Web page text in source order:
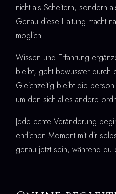
nicht als Scheitern, sondern
Genau diese Haltung macht
möglich.
Wissen und Erfahrung
bleibt, geht bewusster durch
Gleichzeitig bleibt die
um den sich alles andere
Jede echte Veränderung
ehrlichen Moment mit dir
genau jetzt sein, während du